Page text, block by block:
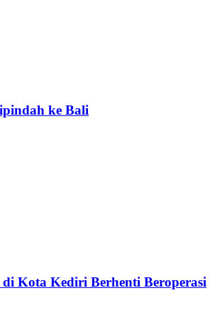
ke Bali
Kota Kediri Berhenti Beroperasi